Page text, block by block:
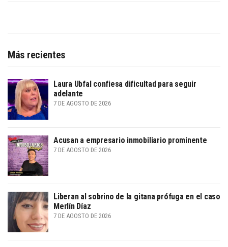
Más recientes
Laura Ubfal confiesa dificultad para seguir
adelante
7 DE AGOSTO DE 2026
Acusan a empresario inmobiliario prominente
7 DE AGOSTO DE 2026
Liberan al sobrino de la gitana prófuga en el caso
Merlín Díaz
7 DE AGOSTO DE 2026